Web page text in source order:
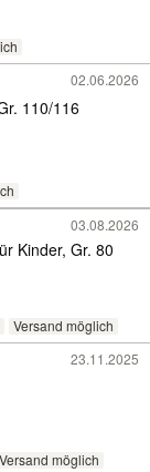
02.06.2026
110/116
03.08.2026
Kinder, Gr. 80
Versand möglich
23.11.2025
Versand möglich